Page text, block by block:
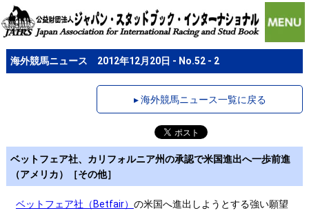
海外競馬ニュース 2012年12月20日 - No.52 - 2
▸ 海外競馬ニュース一覧に戻る
ベットフェア社、カリフォルニア州の承認で米国進出へ一歩前進
（アメリカ）［その他］
ベットフェア社（Betfair） の米国へ進出しようとする強い願望